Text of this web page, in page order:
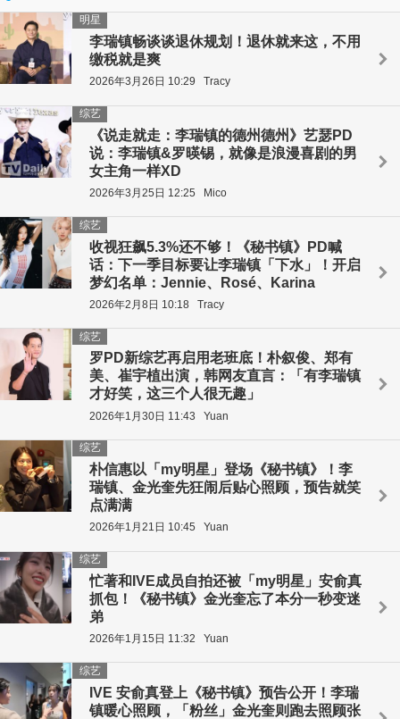
李瑞镇畅谈谈退休规划！退休就来这，不用
缴税就是爽
明星
2026年3月26日 10:29 Tracy
《说走就走：李瑞镇的德州德州》艺瑟PD
说：李瑞镇&罗暎锡，就像是浪漫喜剧的男
女主角一样XD
综艺
2026年3月25日 12:25 Mico
收视狂飙5.3%还不够！《秘书镇》PD喊
话：下一季目标要让李瑞镇「下水」！开启
梦幻名单：Jennie、Rosé、Karina
综艺
2026年2月8日 10:18 Tracy
罗PD新综艺再启用老班底！朴叙俊、郑有
美、崔宇植出演，韩网友直言：「有李瑞镇
才好笑，这三个人很无趣」
综艺
2026年1月30日 11:43 Yuan
朴信惠以「my明星」登场《秘书镇》！李
瑞镇、金光奎先狂闹后贴心照顾，预告就笑
点满满
综艺
2026年1月21日 10:45 Yuan
忙著和IVE成员自拍还被「my明星」安俞真
抓包！《秘书镇》金光奎忘了本分一秒变迷
弟
综艺
2026年1月15日 11:32 Yuan
IVE 安俞真登上《秘书镇》预告公开！李瑞
镇暖心照顾，「粉丝」金光奎则跑去照顾张
综艺